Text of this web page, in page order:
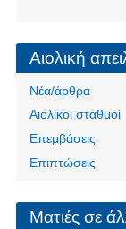
Αιολική
Νέα/άρθρα
Αιολικοί σταθμοί
Επεμβάσεις
Επιπτώσεις
Ματιές σε